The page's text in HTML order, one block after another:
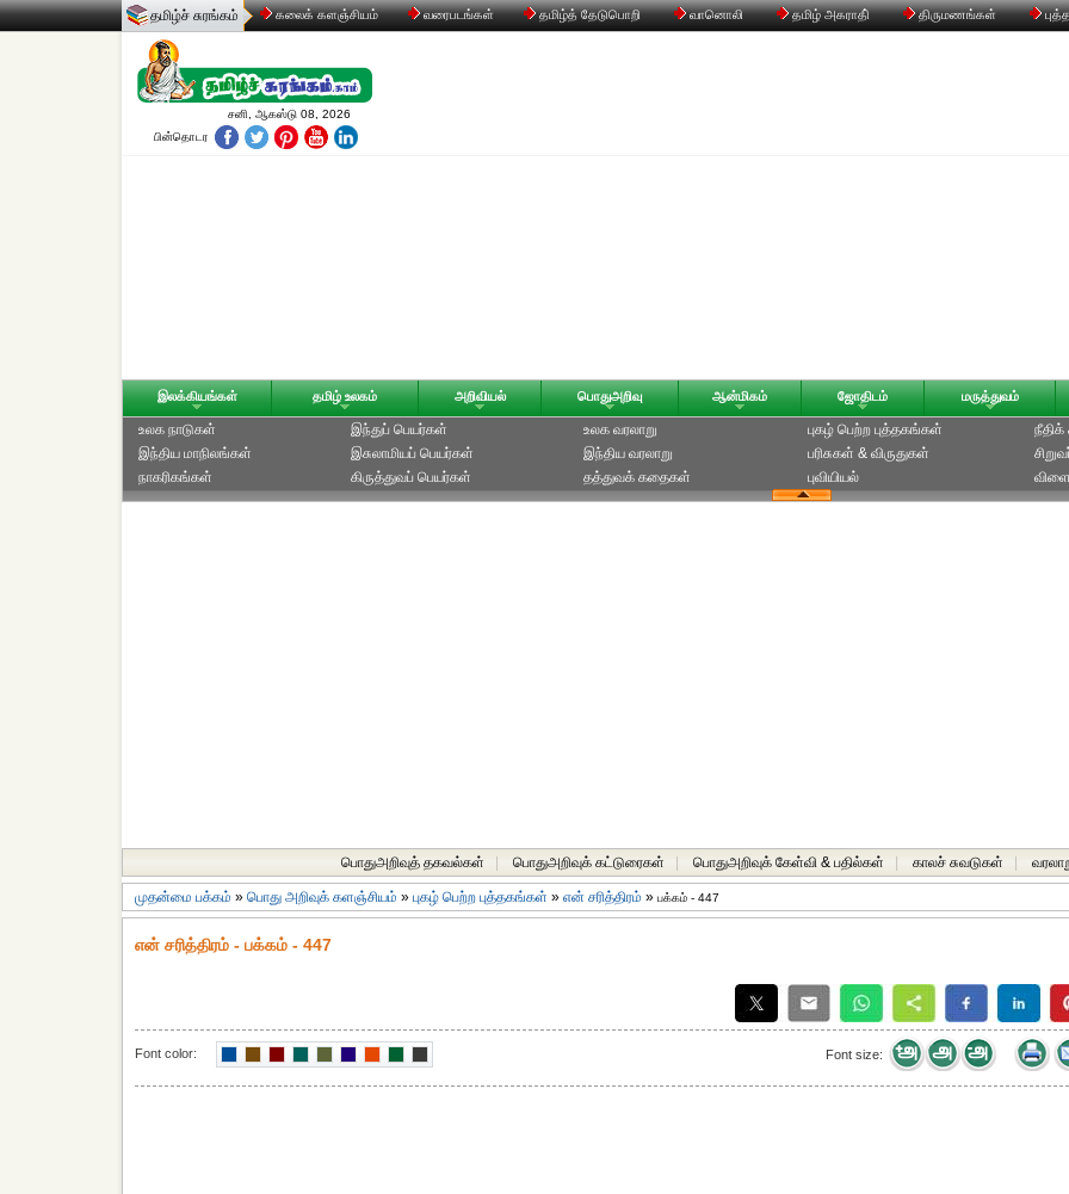
தமிழ்ச் சுரங்கம் கலைக் களஞ்சியம் வரைபடங்கள் தமிழ்த் தேடுபொறி வானொலி தமிழ் அகராதி் திருமணங்கள்
சனி, ஆகஸ்டு 08, 2026
பின்தொடர
இலக்கியங்கள் தமிழ் உலகம் அறிவியல் பொதுஅறிவு ஆன்மிகம் ஜோதிடம் மருத்துவம்
உலக நாடுகள்
இந்திய மாநிலங்கள்
நாகரிகங்கள்
இந்துப் பெயர்கள்
இசுலாமியப் பெயர்கள்
கிருத்துவப் பெயர்கள்
உலக வரலாறு
இந்திய வரலாறு
தத்துவக் கதைகள்
புகழ் பெற்ற புத்தகங்கள்
பரிசுகள் & விருதுகள்
புவியியல்
பொதுஅறிவுத் தகவல்கள் பொதுஅறிவுக் கட்டுரைகள் பொதுஅறிவுக் கேள்வி & பதில்கள் காலச் சுவடுகள்
முதன்மை பக்கம் » பொது அறிவுக் களஞ்சியம் » புகழ் பெற்ற புத்தகங்கள் » என் சரித்திரம் » பக்கம் - 447
என் சரித்திரம் - பக்கம் - 447
Font color: Font size: